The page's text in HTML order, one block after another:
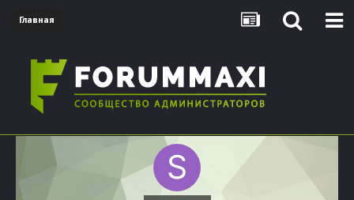
Главная